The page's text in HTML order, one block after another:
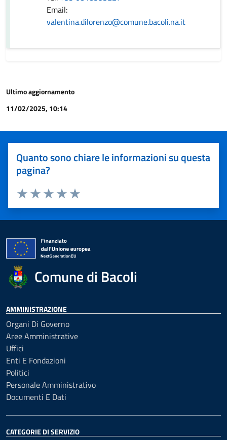
Email:
valentina.dilorenzo@comune.bacoli.na.it
Ultimo aggiornamento
11/02/2025, 10:14
Quanto sono chiare le informazioni su questa
pagina?
Valuta 5 stelle su 5
Valuta 4 stelle su 5
Valuta 3 stelle su 5
Valuta 2 stelle su 5
Valuta 1 stelle su 5
Comune di Bacoli
AMMINISTRAZIONE
Organi Di Governo
Aree Amministrative
Uffici
Enti E Fondazioni
Politici
Personale Amministrativo
Documenti E Dati
CATEGORIE DI SERVIZIO